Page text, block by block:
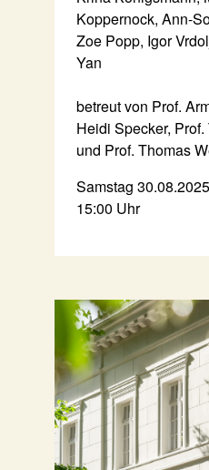
Koppernock, Ann-
Zoe Popp, Igor
Yan
betreut von Prof.
Heidi Specker,
und Prof. Thomas
Samstag 30.08.2025
15:00 Uhr